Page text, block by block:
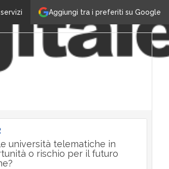
Aggiungi tra i preferiti su Google
servizi
università telematiche in
o rischio per il futuro